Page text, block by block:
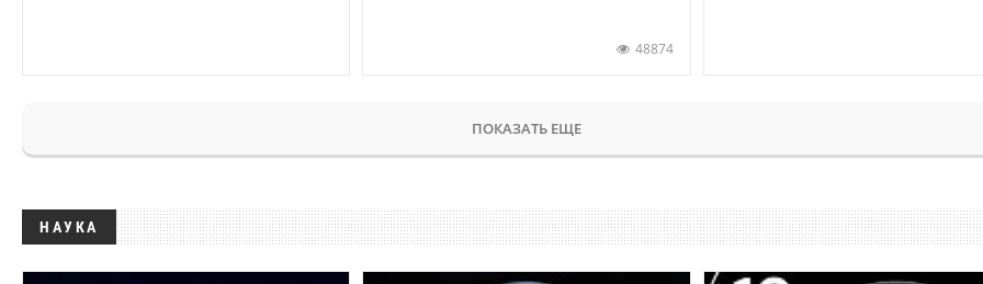
48874
ПОКАЗАТЬ ЕЩЕ
НАУКА